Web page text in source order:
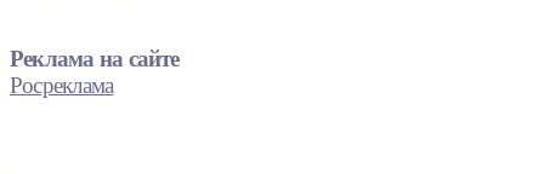
Реклама на сайте
Росреклама